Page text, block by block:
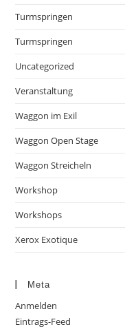
Turmspringen
Turmspringen
Uncategorized
Veranstaltung
Waggon im Exil
Waggon Open Stage
Waggon Streicheln
Workshop
Workshops
Xerox Exotique
Meta
Anmelden
Eintrags-Feed